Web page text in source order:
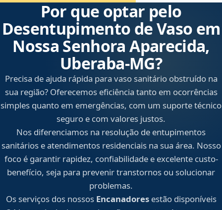
Por que optar pelo
Desentupimento de Vaso em
Nossa Senhora Aparecida,
Uberaba‑MG?
Precisa de ajuda rápida para vaso sanitário obstruído na
sua região? Oferecemos eficiência tanto em ocorrências
simples quanto em emergências, com um suporte técnico
seguro e com valores justos.
Nos diferenciamos na resolução de entupimentos
sanitários e atendimentos residenciais na sua área. Nosso
foco é garantir rapidez, confiabilidade e excelente custo-
benefício, seja para prevenir transtornos ou solucionar
problemas.
Os serviços dos nossos Encanadoresestão disponíveis